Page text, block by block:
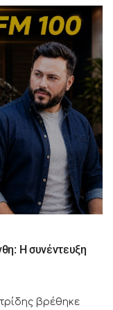
Η συνέντευξη
βρέθηκε